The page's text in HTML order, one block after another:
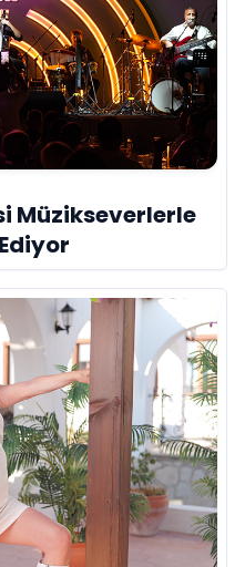
Müzikseverlerle